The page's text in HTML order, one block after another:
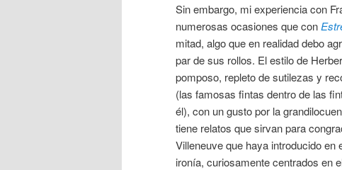
Sin embargo, mi experiencia con
numerosas ocasiones que con
mitad, algo que en realidad debo
par de sus rollos. El estilo de
pomposo, repleto de sutilezas y
(las famosas fintas dentro de las
él), con un gusto por la
tiene relatos que sirvan para
Villeneuve que haya introducido
ironía, curiosamente centrados en